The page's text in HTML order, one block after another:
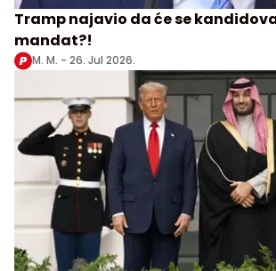
Tramp najavio da će se
mandat?!
M. M. - 26. Jul 2026.